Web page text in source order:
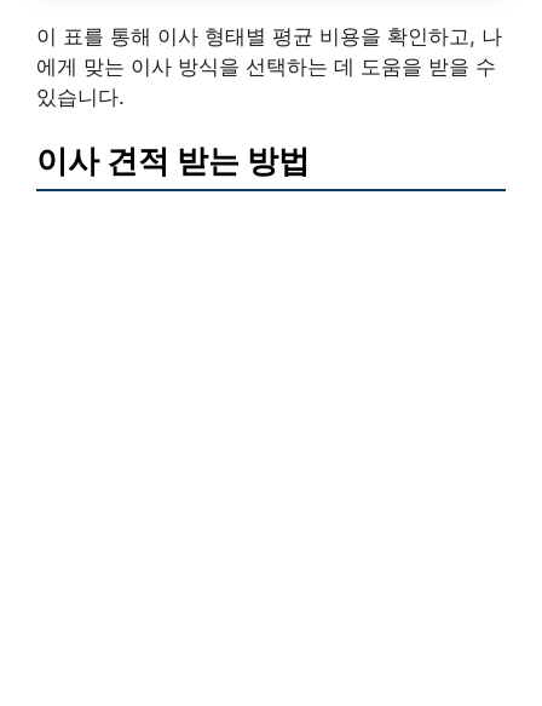
이 표를 통해 이사 형태별 평균 비용을 확인하고, 나
에게 맞는 이사 방식을 선택하는 데 도움을 받을 수
있습니다.
이사 견적 받는 방법